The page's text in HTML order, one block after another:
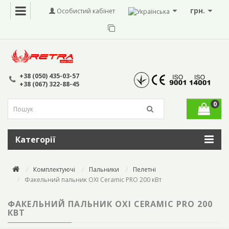
грн.
Особистий кабінет
+38 (050) 435-03-57
+38 (067) 322-88-45
0
Категорії
Комплектуючі Пальники
Пелетні
Факельний пальник OXI Ceramic PRO 200 кВт
ФАКЕЛЬНИЙ ПАЛЬНИК OXI CERAMIC PRO 200
КВТ